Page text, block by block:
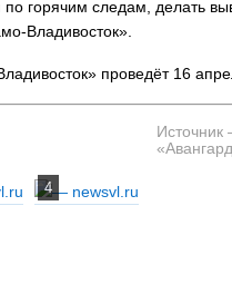
горячим следам, делать
Владивосток».
проведёт 16